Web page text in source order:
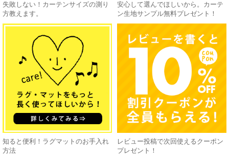
失敗しない！カーテンサイズの測り
方教えます。
安心して選んでほしいから。カーテ
ン生地サンプル無料プレゼント！
知ると便利！ラグマットのお手入れ
方法
レビュー投稿で次回使えるクーポン
プレゼント！